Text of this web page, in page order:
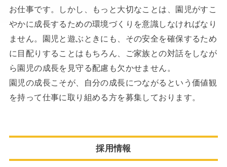
お仕事です。しかし、もっと大切なことは、園児がすこ
やかに成長するための環境づくりを意識しなければなり
ません。園児と遊ぶときにも、その安全を確保するため
に目配りすることはもちろん、ご家族との対話をしなが
ら園児の成長を見守る配慮も欠かせません。
園児の成長こそが、自分の成長につながるという価値観
を持って仕事に取り組める方を募集しております。
採用情報